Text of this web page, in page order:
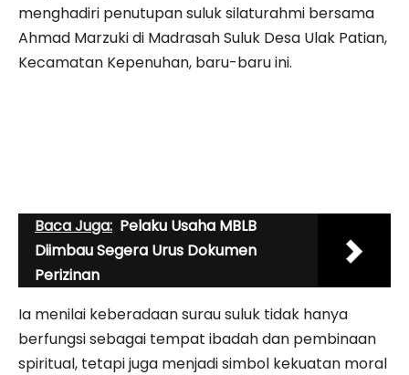
menghadiri penutupan suluk silaturahmi bersama
Ahmad Marzukidi Madrasah Suluk Desa Ulak Patian,
Kecamatan Kepenuhan, baru-baru ini.
Baca Juga: Pelaku Usaha MBLB
Diimbau Segera Urus Dokumen
Perizinan
Ia menilai keberadaan surau suluk tidak hanya
berfungsi sebagai tempat ibadah dan pembinaan
spiritual, tetapi juga menjadi simbol kekuatan moral